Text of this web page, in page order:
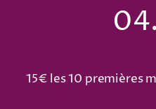
15€ les 10 premières